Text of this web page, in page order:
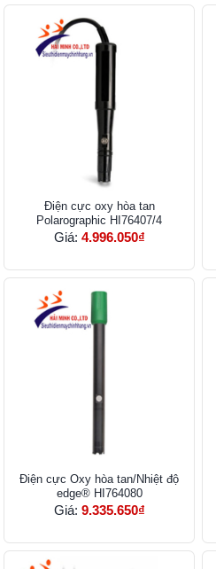
Điện cực oxy hòa tan
Polarographic HI76407/4
Giá: 4.996.050₫
Điện cực Oxy hòa tan/Nhiệt độ
edge® HI764080
Giá: 9.335.650₫